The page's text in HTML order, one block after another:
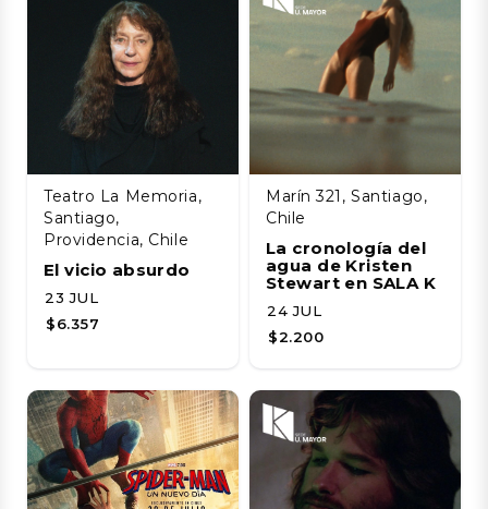
Teatro La Memoria,
Santiago,
Providencia, Chile
El vicio absurdo
23 JUL
$6.357
Marín 321, Santiago,
Chile
La cronología del
agua de Kristen
Stewart en SALA K
24 JUL
$2.200